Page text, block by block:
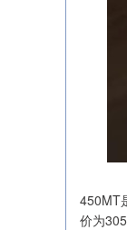
450MT
价为